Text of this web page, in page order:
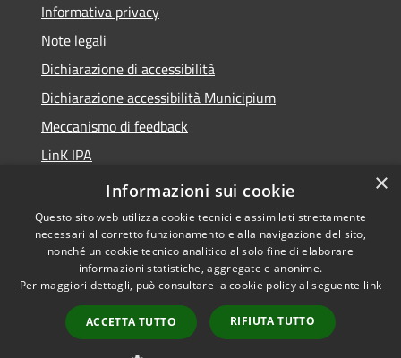
Informativa privacy
Note legali
Dichiarazione di accessibilità
Dichiarazione accessibilità Municipium
Meccanismo di feedback
LinK IPA
Social media policy
Accessibilità
Copyright © 2026 • Comune di
Calalzo di Cadore • Powered by
Municipium•
Accesso
redazione
×
Informazioni sui cookie
Questo sito web utilizza cookie tecnici e assimilati strettamente
necessari al corretto funzionamento e alla navigazione del sito,
nonché un cookie tecnico analitico al solo fine di elaborare
informazioni statistiche, aggregate e anonime.
Per maggiori dettagli, può consultare la cookie policy al seguente link
ACCETTA TUTTO RIFIUTA TUTTO